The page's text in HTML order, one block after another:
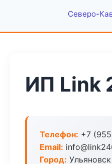
Северо-
ИП Link
Телефон: +7
Email:
Город: Ульяновск